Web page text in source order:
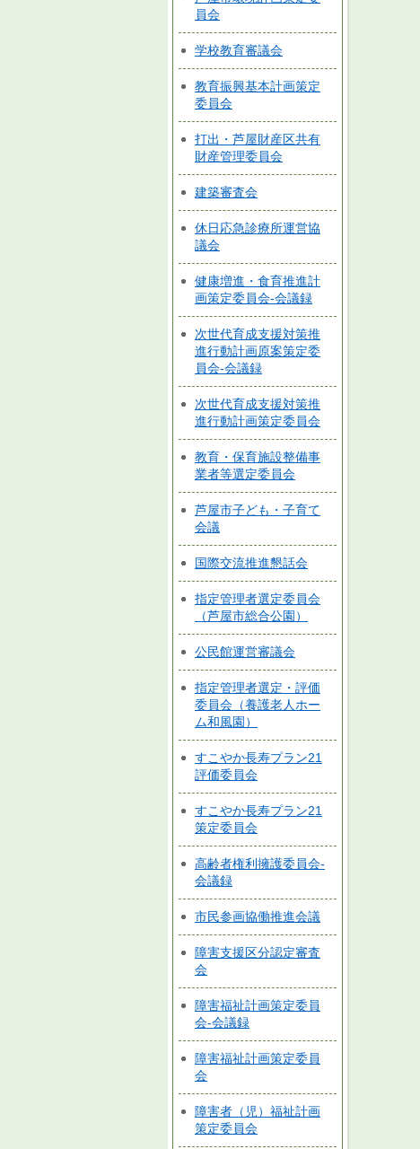
員会
学校教育審議会
教育振興基本計画策定
委員会
打出・芦屋財産区共有
財産管理委員会
建築審査会
休日応急診療所運営協
議会
健康増進・食育推進計
画策定委員会-会議録
次世代育成支援対策推
進行動計画原案策定委
員会-会議録
次世代育成支援対策推
進行動計画策定委員会
教育・保育施設整備事
業者等選定委員会
芦屋市子ども・子育て
会議
国際交流推進懇話会
指定管理者選定委員会
（芦屋市総合公園）
公民館運営審議会
指定管理者選定・評価
委員会（養護老人ホー
ム和風園）
すこやか長寿プラン21
評価委員会
すこやか長寿プラン21
策定委員会
高齢者権利擁護委員会-
会議録
市民参画協働推進会議
障害支援区分認定審査
会
障害福祉計画策定委員
会-会議録
障害福祉計画策定委員
会
障害者（児）福祉計画
策定委員会